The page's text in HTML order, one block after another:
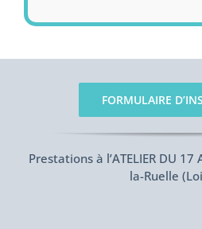
FORMULAIRE
Prestations à l’ATELIER DU 17
la-Ruelle